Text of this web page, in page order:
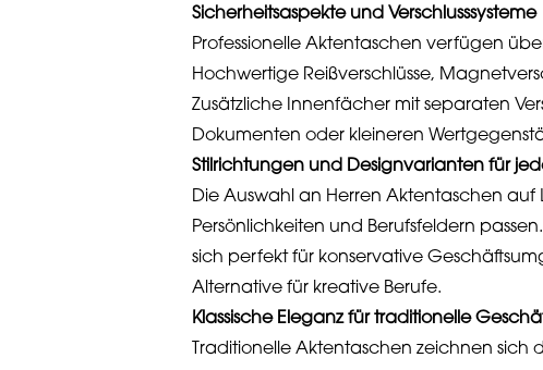
Sicherheitsaspekte und Verschlusssysteme
Professionelle Aktentaschen verfügen
Hochwertige Reißverschlüsse,
Zusätzliche Innenfächer mit separaten
Dokumenten oder kleineren
Stilrichtungen und Designvarianten für
Die Auswahl an Herren Aktentaschen auf
Persönlichkeiten und Berufsfeldern
sich perfekt für konservative
Alternative für kreative Berufe.
Klassische Eleganz für traditionelle
Traditionelle Aktentaschen zeichnen